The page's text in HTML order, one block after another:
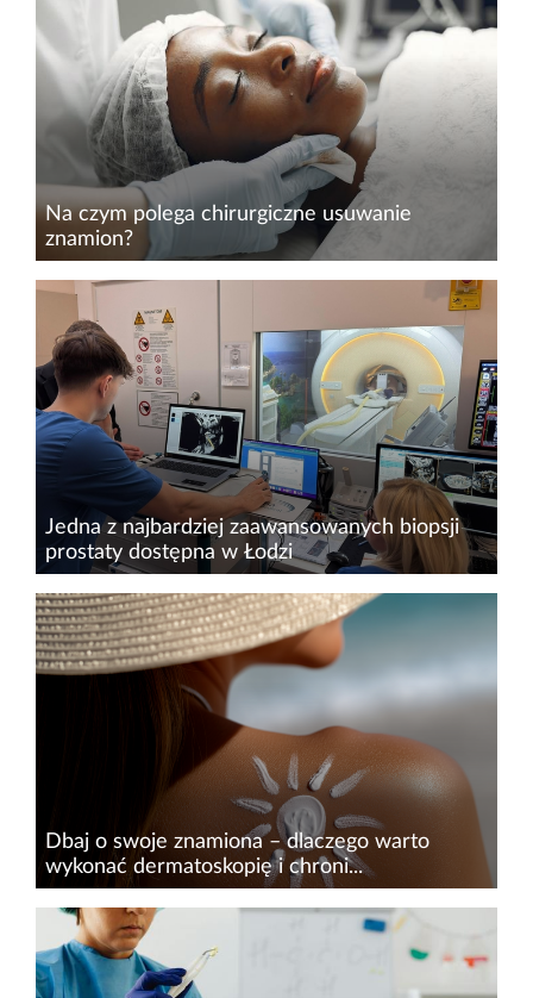
Na czym polega chirurgiczne usuwanie
znamion?
Współcześnie coraz większą uwagę
przykładamy do zdrowia. Jednym z aspektów,
który ma pod tym względem niebagatelne
znaczenie, jest dbanie o skórę i regularne
kontrolowanie znamion. Jakie są metody...
Jedna z najbardziej zaawansowanych biopsji
prostaty dostępna w Łodzi
Od 20 stycznia br. pacjenci z Łodzi i regionu
mogą skorzystać z wysokospecjalistycznej
diagnostyki, która do tej pory była dostępna
jedynie w nielicznych ośrodkach w Polsce.
Centra Medyczne Medyceusz...
Dbaj o swoje znamiona – dlaczego warto
wykonać dermatoskopię i chroni...
Latem chętniej wystawiamy skórę na słońce,
spędzając wolne chwile na świeżym powietrzu.
Warto jednak pamiętać, że ekspozycja na